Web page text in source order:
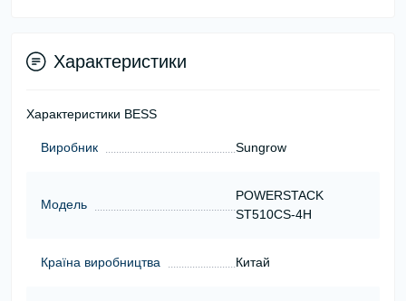
Характеристики
Характеристики BESS
Виробник Sungrow
Модель
POWERSTACK
ST510CS-4H
Країна виробництва Китай